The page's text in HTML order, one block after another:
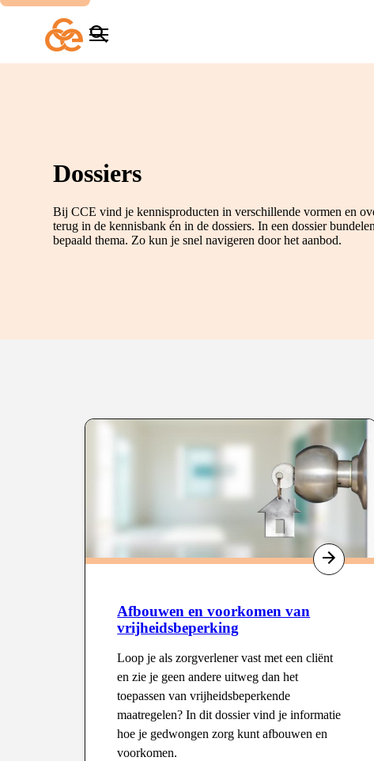
inhoud
Zoeken
Menu
Dossiers
Bij CCE vind je kennisproducten in verschillende vormen en
terug in de kennisbank én in de dossiers. In een dossier
bepaald thema. Zo kun je snel navigeren door het aanbod.
Afbouwen en voorkomen van
vrijheidsbeperking
Loop je als zorgverlener vast met een cliënt
en zie je geen andere uitweg dan het
toepassen van vrijheidsbeperkende
maatregelen? In dit dossier vind je informatie
hoe je gedwongen zorg kunt afbouwen en
voorkomen.
Type